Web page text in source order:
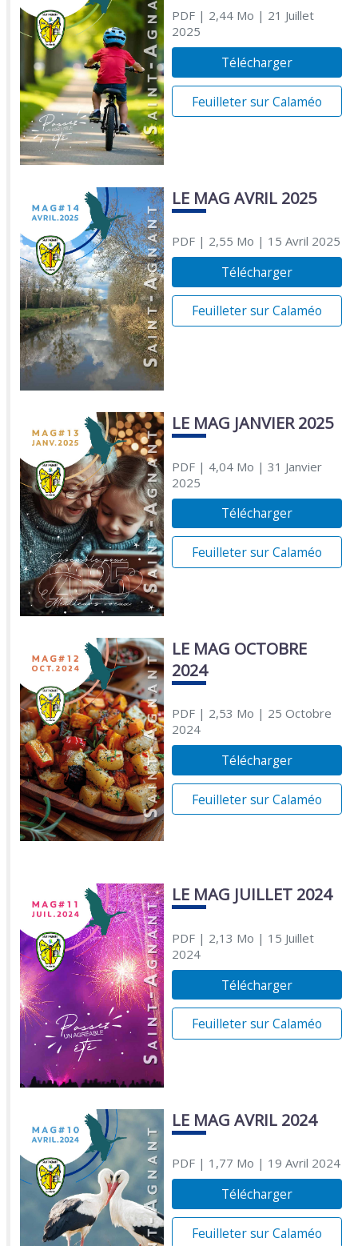
PDF| 2,44 Mo | 21 Juillet
2025
Télécharger
Feuilleter sur Calaméo
LE MAG AVRIL 2025
PDF| 2,55 Mo | 15 Avril 2025
Télécharger
Feuilleter sur Calaméo
LE MAG JANVIER 2025
PDF| 4,04 Mo | 31 Janvier
2025
Télécharger
Feuilleter sur Calaméo
LE MAG OCTOBRE
2024
PDF| 2,53 Mo | 25 Octobre
2024
Télécharger
Feuilleter sur Calaméo
LE MAG JUILLET 2024
PDF| 2,13 Mo | 15 Juillet
2024
Télécharger
Feuilleter sur Calaméo
LE MAG AVRIL 2024
PDF| 1,77 Mo | 19 Avril 2024
Télécharger
Feuilleter sur Calaméo